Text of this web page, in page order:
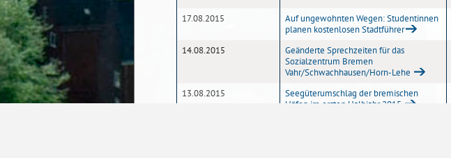
17.08.2015
Auf ungewohnten Wegen: Studentinnen
planen kostenlosen Stadtführer
14.08.2015
Geänderte Sprechzeiten für das
Sozialzentrum Bremen
Vahr/Schwachhausen/Horn-Lehe
13.08.2015
Seegüterumschlag der bremischen
Häfen im ersten Halbjahr 2015